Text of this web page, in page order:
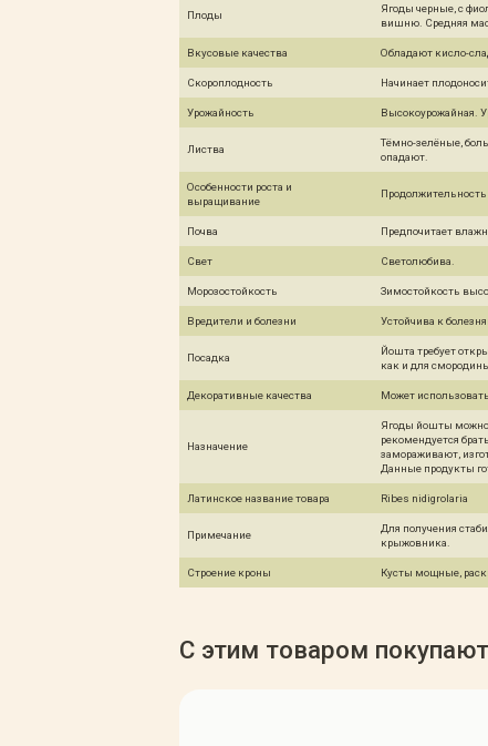
Плоды
Ягоды черные, с
вишню. Средняя
Вкусовые качества Обладают кисло-
Скороплодность Начинает
Урожайность Высокоурожайная.
Листва
Тёмно-зелёные,
опадают.
Особенности роста и
выращивание
Почва Предпочитает
Свет Светолюбива.
Морозостойкость Зимостойкость
Вредители и болезни Устойчива к
Посадка
Йошта требует
как и для
Декоративные качества Может
Назначение
Ягоды йошты можно
рекомендуется
замораживают,
Данные продукты
Латинское название товара Ribes nidigrolaria
Примечание
Для получения
крыжовника.
Строение кроны Кусты мощные,
С этим товаром покупают